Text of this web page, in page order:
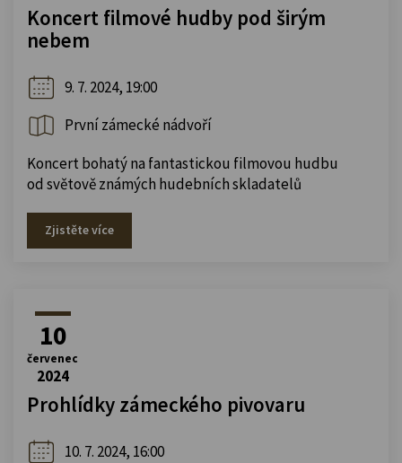
Koncert filmové hudby pod širým
nebem
9. 7. 2024, 19:00
První zámecké nádvoří
Koncert bohatý na fantastickou filmovou hudbu
od světově známých hudebních skladatelů
Zjistěte více
10
červenec
2024
Prohlídky zámeckého pivovaru
10. 7. 2024, 16:00